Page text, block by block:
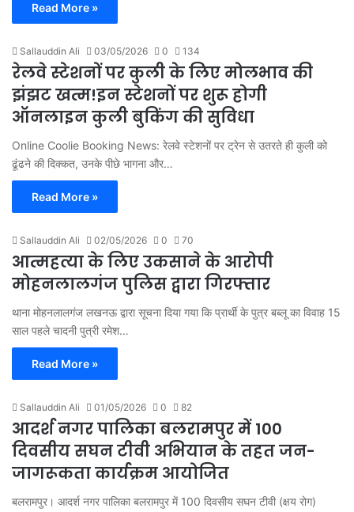
Read More »
Sallauddin Ali 03/05/2026 0 134
रेलवे स्टेशनों पर कुली के लिए मोलभाव की
झंझट खत्म!इन स्टेशनों पर शुरू होगी
ऑनलाइन कुली बुकिंग की सुविधा
Online Coolie Booking News: रेलवे स्टेशनों पर ट्रेन से उतरते ही कुली को
ढूंढने की दिक्कत, उनके पीछे भागना और…
Read More »
Sallauddin Ali 02/05/2026 0 70
आत्महत्या के लिए उकसाने के आरोपी
मोहनलालगंज पुलिस द्वारा गिरफ्तार
थाना मोहनलालगंज लखनऊ द्वारा सूचना दिया गया कि प्रार्थी के पुत्र बब्लू का विवाह 15
साल पहले चादनी पुत्री रमेश…
Read More »
Sallauddin Ali 01/05/2026 0 82
आदर्श नगर पालिका बलरामपुर में 100
दिवसीय सघन टीवी अभियान के तहत जन-
जागरूकता कार्यक्रम आयोजित
बलरामपुर। आदर्श नगर पालिका बलरामपुर में 100 दिवसीय सघन टीवी (क्षय रोग)